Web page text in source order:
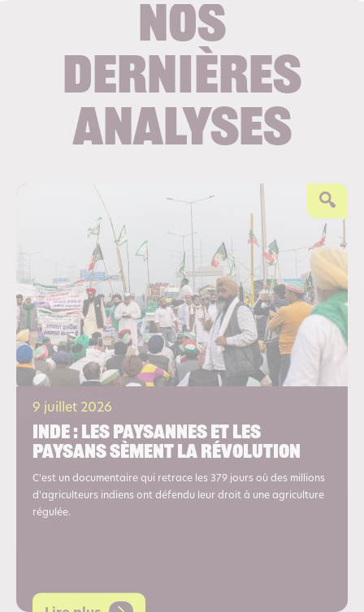
Nos
dernières
analyses
9 juillet 2026
Inde : les paysannes et les
paysans sèment la révolution
C'est un documentaire qui retrace les 379 jours où des millions
d'agriculteurs indiens ont défendu leur droit à une agriculture
régulée.